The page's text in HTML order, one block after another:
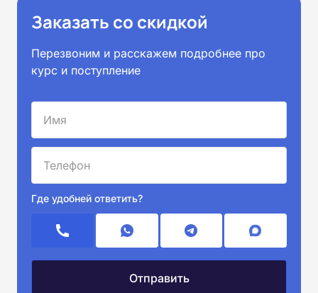
Заказать со скидкой
Перезвоним и расскажем подробнее про
курс и поступление
Где удобней ответить?